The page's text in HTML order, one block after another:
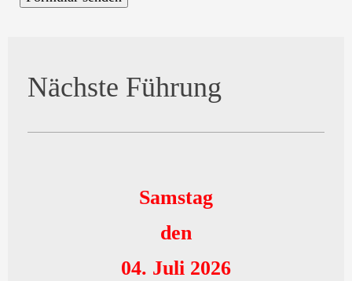
Nächste Führung
Samstag
den
04. Juli 2026